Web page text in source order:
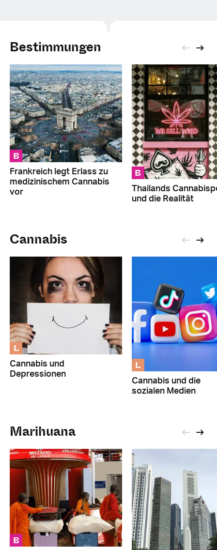
Bestimmungen
B
Frankreich legt Erlass zu
medizinischem Cannabis
vor
B
Thailands
und die Realität
Cannabis
L
Cannabis und
Depressionen
L
Cannabis und die
sozialen Medien
Marihuana
B